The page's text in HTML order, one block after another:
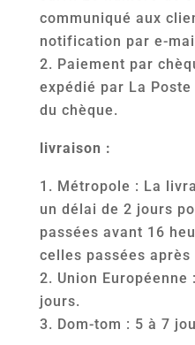
communiqué aux
notification par e-
Paiement par
expédié par La
du chèque.
livraison :
Métropole : La
un délai de 2 jours
passées avant 16
celles passées
Union
jours.
Dom-tom : 5 à 7